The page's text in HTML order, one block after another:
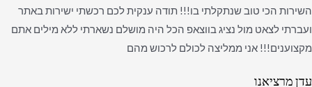
השירות הכי טוב שנתקלתי בו!!! תודה ענקית לכם רכשתי ישירות באתר
ועברתי לצאט מול נציג בווצאפ הכל היה מושלם נשארתי ללא מילים אתם
מקצוענים!!! אני ממליצה לכולם לרכוש מהם
עדן מרציאנו